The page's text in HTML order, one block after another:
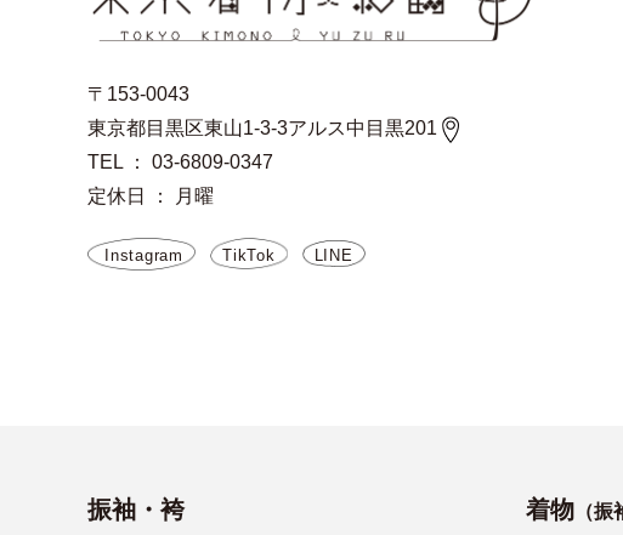
〒153-0043
東京都目黒区東山1-3-3アルス中目黒201
TEL ： 03-6809-0347
定休日 ： 月曜
Instagram TikTok LINE
振袖・袴 着物 （振